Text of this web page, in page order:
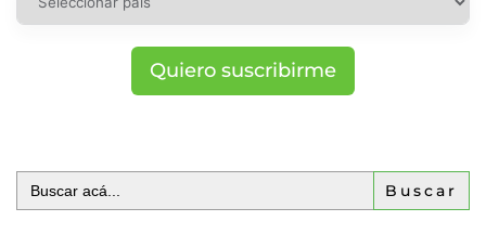
Quiero suscribirme
Buscar: